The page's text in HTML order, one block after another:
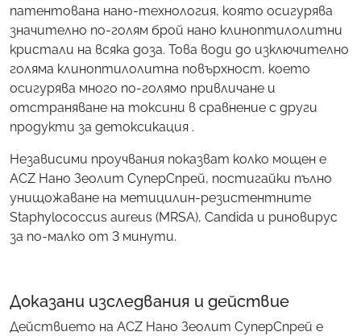
патентована нано-технология, която осигурява
значително по-голям брой нано клиноптилолитни
кристали на всяка доза. Това води до изключително
голяма клиноптилолитна повърхност, което
осигурява много по-голямо привличане и
отстраняване на токсини в сравнение с други
продукти за детоксикация .
Независими проучвания показват колко мощен е
ACZ Нано Зеолит СуперСпрей, постигайки пълно
унищожаване на метицилин-резистентните
Staphylococcus aureus (MRSA), Candida и риновирус
за по-малко от 3 минути.
Доказани изследвания и действие
Действието на ACZ Нано Зеолит СуперСпрей е